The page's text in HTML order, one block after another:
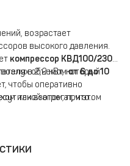
возрастает
высокого давления.
компрессор КВД100/230-
в 2,2 кВт, который
чтобы оперативно
или азотом, при этом
объемомот 6 до 10
такой агрегат, что
эксплуатации. Он
230-2 привлекательная